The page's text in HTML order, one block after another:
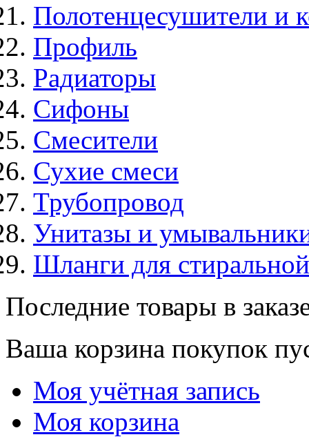
Полотенцесушители и
Профиль
Радиаторы
Сифоны
Смесители
Сухие смеси
Трубопровод
Унитазы и
Шланги для
Последние товары в
Ваша корзина покупок
Моя учётная запись
Моя корзина